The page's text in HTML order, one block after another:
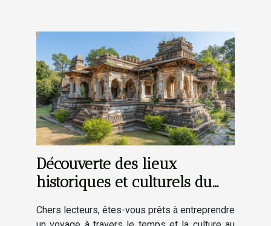
Découverte des lieux
historiques et culturels du
Chers lecteurs, êtes-vous prêts à entreprendre